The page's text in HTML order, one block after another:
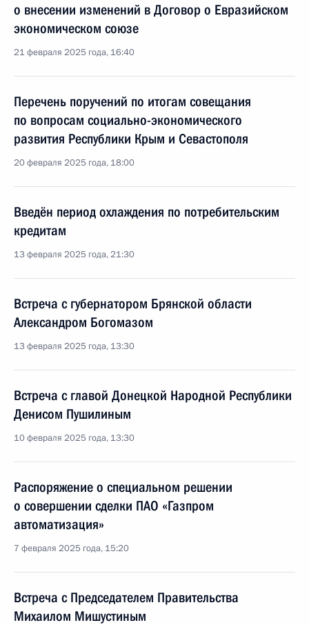
о внесении изменений в Договор о Евразийском
экономическом союзе
21 февраля 2025 года, 16:40
Перечень поручений по итогам совещания
по вопросам социально-экономического
развития Республики Крым и Севастополя
20 февраля 2025 года, 18:00
Введён период охлаждения по потребительским
кредитам
13 февраля 2025 года, 21:30
Встреча с губернатором Брянской области
Александром Богомазом
13 февраля 2025 года, 13:30
Встреча с главой Донецкой Народной Республики
Денисом Пушилиным
10 февраля 2025 года, 13:30
Распоряжение о специальном решении
о совершении сделки ПАО «Газпром
автоматизация»
7 февраля 2025 года, 15:20
Встреча с Председателем Правительства
Михаилом Мишустиным